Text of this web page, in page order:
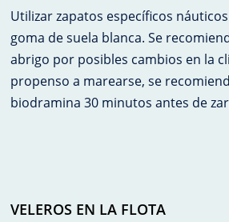
Utilizar zapatos específicos
goma de suela blanca. Se
abrigo por posibles cambios en la
propenso a marearse, se
biodramina 30 minutos antes de
VELEROS EN LA FLOTA